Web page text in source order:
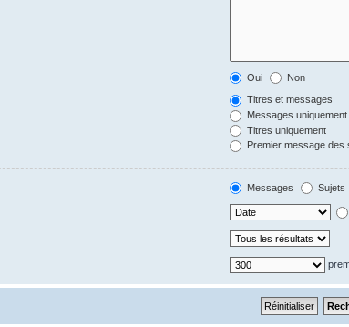
Oui Non
Titres et messages
Messages uniquement
Titres uniquement
Premier message des
Messages Sujets